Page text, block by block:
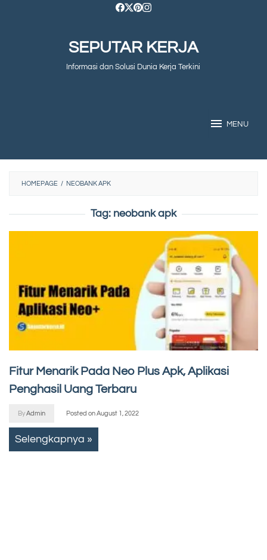
SEPUTAR KERJA
Informasi dan Solusi Dunia Kerja Terkini
MENU
HOMEPAGE / NEOBANK APK
Tag: neobank apk
Fitur Menarik Pada Neo Plus Apk, Aplikasi
Penghasil Uang Terbaru
ByAdmin Posted onAugust 1, 2022
Selengkapnya »